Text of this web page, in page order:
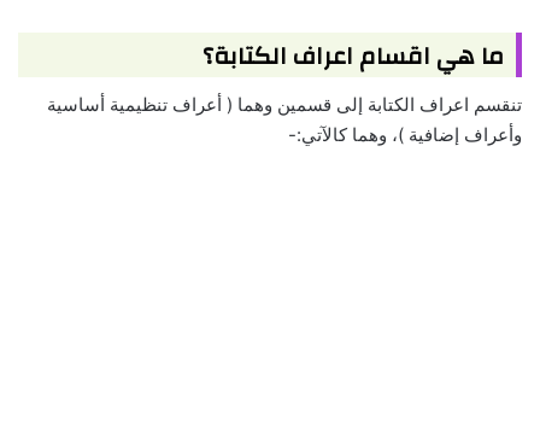
ما هي اقسام اعراف الكتابة؟
تنقسم اعراف الكتابة إلى قسمين وهما ( أعراف تنظيمية أساسية
وأعراف إضافية )، وهما كالآتي:-